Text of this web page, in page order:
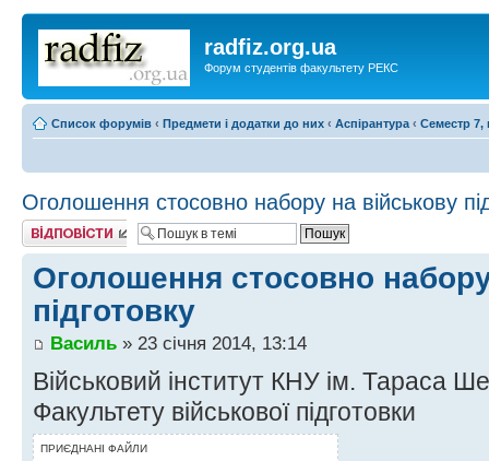
radfiz.org.ua
Форум студентів факультету РЕКС
Список форумів ‹ Предмети і додатки до них ‹ Аспірантура ‹ Семестр 7,
Оголошення стосовно набору на військову
Відповісти
Оголошення стосовно
підготовку
Василь » 23 січня 2014, 13:14
Військовий інститут КНУ ім. Тараса
Факультету військової підготовки
ПРИЄДНАНІ ФАЙЛИ